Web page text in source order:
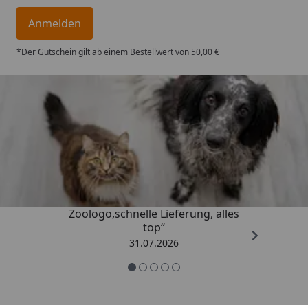
Anmelden
*Der Gutschein gilt ab einem Bestellwert von 50,00 €
Trusted Shops
4,74/ 5
„Gute Erfahrung mit
Zoologo,schnelle Lieferung, alles
top“
31.07.2026